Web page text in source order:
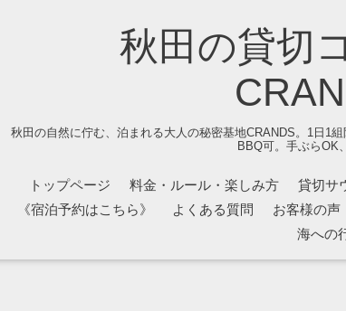
秋田の貸切
秋田の自然に佇む、泊まれる大人の秘密基地CRANDS。1日1
BBQ可。手ぶらOK
トップページ 料金・ルール・楽しみ方 貸切サ
《宿泊予約はこちら》
よくある質問 お客様の声
海への